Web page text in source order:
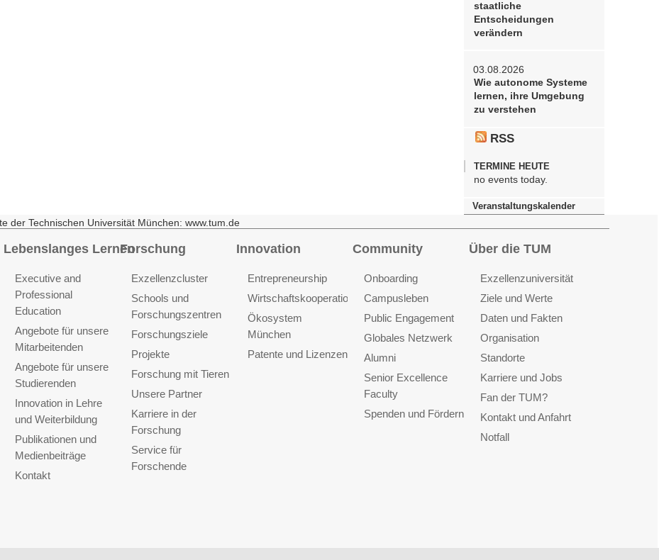
staatliche
Entscheidungen
verändern
03.08.2026
Wie autonome Systeme
lernen, ihre Umgebung
zu verstehen
RSS
TERMINE HEUTE
no events today.
Veranstaltungskalender
der Technischen Universität München: www.tum.de
Lebenslanges Lernen
Executive and
Professional
Education
Angebote für unsere
Mitarbeitenden
Angebote für unsere
Studierenden
Innovation in Lehre
und Weiterbildung
Publikationen und
Medienbeiträge
Kontakt
Forschung
Exzellenzcluster
Schools und
Forschungszentren
Forschungsziele
Projekte
Forschung mit Tieren
Unsere Partner
Karriere in der
Forschung
Service für
Forschende
Innovation
Entrepreneurship
Wirtschaftskooperationen
Ökosystem
München
Patente und Lizenzen
Community
Onboarding
Campusleben
Public Engagement
Globales Netzwerk
Alumni
Senior Excellence
Faculty
Spenden und Fördern
Über die TUM
Exzellenzuniversität
Ziele und Werte
Daten und Fakten
Organisation
Standorte
Karriere und Jobs
Fan der TUM?
Kontakt und Anfahrt
Notfall